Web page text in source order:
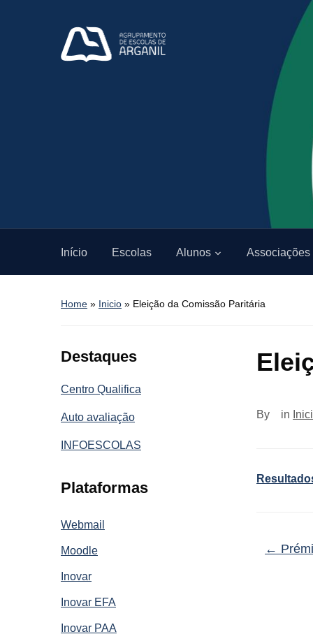
Início Escolas Alunos Associações
Home » Inicio » Eleição da Comissão Paritária
Destaques
Centro Qualifica
Auto avaliação
INFOESCOLAS
Plataformas
Webmail
Moodle
Inovar
Inovar EFA
Inovar PAA
By in
←